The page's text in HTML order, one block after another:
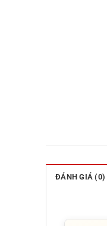
ĐÁNH GIÁ (0)